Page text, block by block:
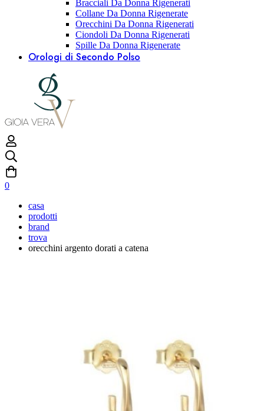
Bracciali Da Donna Rigenerati
Collane Da Donna Rigenerate
Orecchini Da Donna Rigenerati
Ciondoli Da Donna Rigenerati
Spille Da Donna Rigenerate
Orologi di Secondo Polso
0
casa
prodotti
brand
trova
orecchini argento dorati a catena